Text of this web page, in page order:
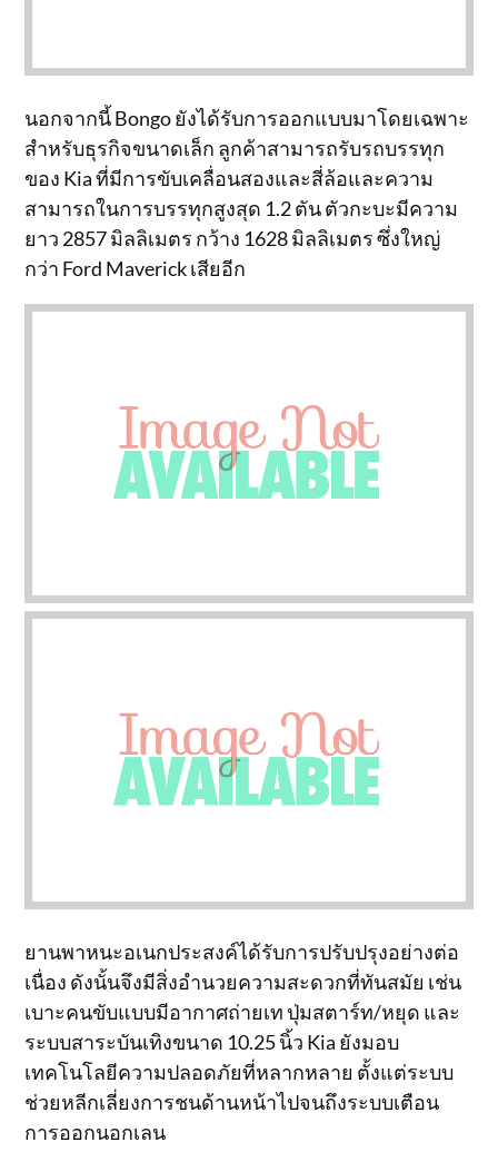
นอกจากนี้ Bongo ยังได้รับการออกแบบมาโดยเฉพาะ
สำหรับธุรกิจขนาดเล็ก ลูกค้าสามารถรับรถบรรทุก
ของ Kia ที่มีการขับเคลื่อนสองและสี่ล้อและความ
สามารถในการบรรทุกสูงสุด 1.2 ตัน ตัวกะบะมีความ
ยาว 2857 มิลลิเมตร กว้าง 1628 มิลลิเมตร ซึ่งใหญ่
กว่า Ford Maverick เสียอีก
ยานพาหนะอเนกประสงค์ได้รับการปรับปรุงอย่างต่อ
เนื่อง ดังนั้นจึงมีสิ่งอำนวยความสะดวกที่ทันสมัย ​​เช่น
เบาะคนขับแบบมีอากาศถ่ายเท ปุ่มสตาร์ท/หยุด และ
ระบบสาระบันเทิงขนาด 10.25 นิ้ว Kia ยังมอบ
เทคโนโลยีความปลอดภัยที่หลากหลาย ตั้งแต่ระบบ
ช่วยหลีกเลี่ยงการชนด้านหน้าไปจนถึงระบบเตือน
การออกนอกเลน